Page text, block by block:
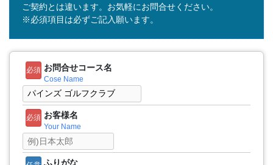
ご契約とは違います。お気軽にお問合せください。
※必須項目は必ずご記入願います。
必須 お問合せコース名
Cose Name
必須 お客様名
Your Name
ふりがな